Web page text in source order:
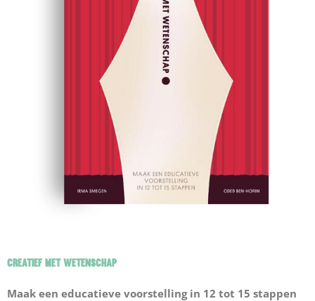
CREATIEF MET WETENSCHAP
Maak een educatieve voorstelling in 12 tot 15 stappen